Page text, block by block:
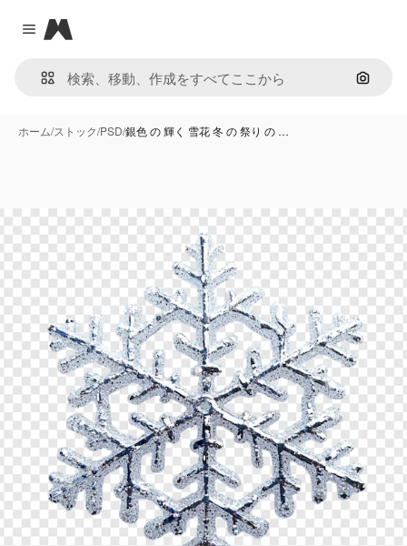
Close menu
Magnific
画像で
ホーム/ストック/PSD/銀色 の 輝く 雪花 冬 の 祭り の …